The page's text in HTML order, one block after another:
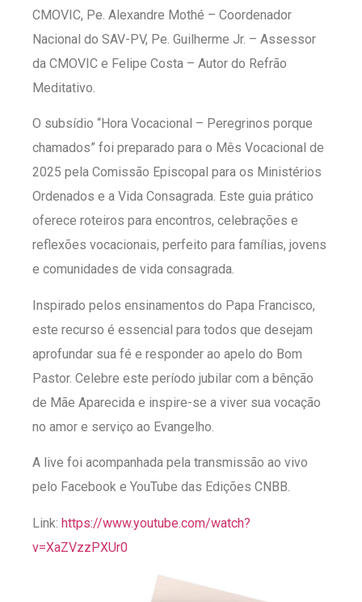
CMOVIC, Pe. Alexandre Mothé – Coordenador
Nacional do SAV-PV, Pe. Guilherme Jr. – Assessor
da CMOVIC e Felipe Costa – Autor do Refrão
Meditativo.
O subsídio “Hora Vocacional – Peregrinos porque
chamados” foi preparado para o Mês Vocacional de
2025 pela Comissão Episcopal para os Ministérios
Ordenados e a Vida Consagrada. Este guia prático
oferece roteiros para encontros, celebrações e
reflexões vocacionais, perfeito para famílias, jovens
e comunidades de vida consagrada.
Inspirado pelos ensinamentos do Papa Francisco,
este recurso é essencial para todos que desejam
aprofundar sua fé e responder ao apelo do Bom
Pastor. Celebre este período jubilar com a bênção
de Mãe Aparecida e inspire-se a viver sua vocação
no amor e serviço ao Evangelho.
A live foi acompanhada pela transmissão ao vivo
pelo Facebook e YouTube das Edições CNBB.
Link: https://www.youtube.com/watch?
v=XaZVzzPXUr0